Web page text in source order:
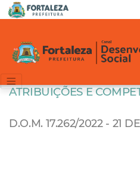
ATRIBUIÇÕES E
D.O.M. 17.262/2022 - 21